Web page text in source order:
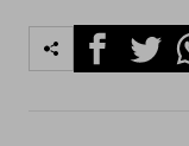
FacebookTwitter